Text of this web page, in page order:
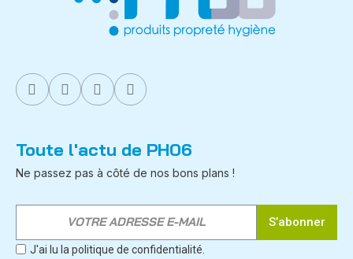
Toute l'actu de PH06
Ne passez pas à côté de nos bons plans !
S’abonner
J'ai lu la politique de confidentialité.